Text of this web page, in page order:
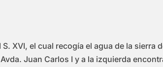
XVI, el cual recogía el agua de la
Juan Carlos I y a la izquierda